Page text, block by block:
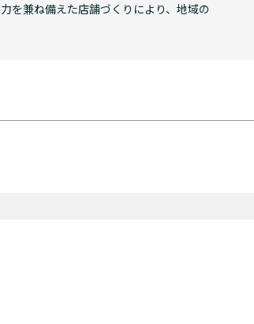
を兼ね備えた店舗づくりにより、地域の